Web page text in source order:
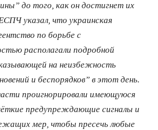
до того, как он достигнет их
указал, что украинская
по борьбе с
располагали подробной
на неизбежность
и беспорядков” в этот день.
проигнорировали имеющуюся
предупреждающие сигналы и
мер, чтобы пресечь любые